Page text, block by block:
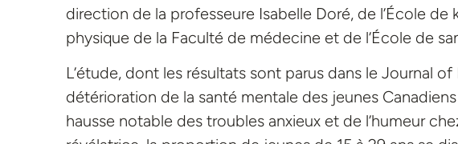
direction de la professeure Isabelle Doré, de l’École
physique de la Faculté de médecine et de l’École de
L’étude, dont les résultats sont parus dans le Journal
détérioration de la santé mentale des jeunes
hausse notable des troubles anxieux et de l’humeur